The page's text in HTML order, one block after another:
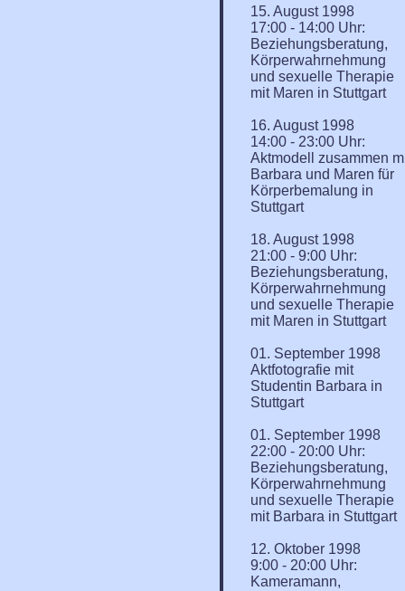
15. August 1998
17:00 - 14:00 Uhr:
Beziehungsberatung,
Körperwahrnehmung
und sexuelle Therapie
mit Maren in Stuttgart
16. August 1998
14:00 - 23:00 Uhr:
Aktmodell zusammen
Barbara und Maren für
Körperbemalung in
Stuttgart
18. August 1998
21:00 - 9:00 Uhr:
Beziehungsberatung,
Körperwahrnehmung
und sexuelle Therapie
mit Maren in Stuttgart
01. September 1998
Aktfotografie mit
Studentin Barbara in
Stuttgart
01. September 1998
22:00 - 20:00 Uhr:
Beziehungsberatung,
Körperwahrnehmung
und sexuelle Therapie
mit Barbara in Stuttgart
12. Oktober 1998
9:00 - 20:00 Uhr:
Kameramann,